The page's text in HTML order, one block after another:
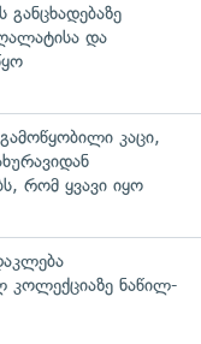
განცხადებაზე
და
კაცი,
რომ ყვავი იყო
ნაწილ-